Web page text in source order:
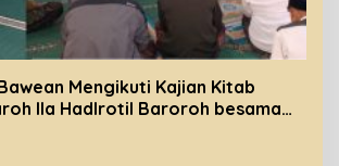
Mengikuti Kajian Kitab
Ila Hadlrotil Baroroh besama
Nawawi Al-Bantani.